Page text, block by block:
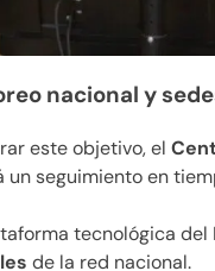
nacional y
este objetivo, el
un seguimiento en
tecnológica del
de la red nacional.